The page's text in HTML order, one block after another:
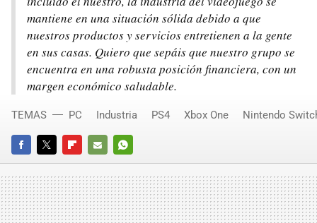
mantiene en una situación sólida debido a que
nuestros productos y servicios entretienen a la gente
en sus casas. Quiero que sepáis que nuestro grupo se
encuentra en una robusta posición financiera, con un
margen económico saludable.
FACEBOOKTWITTERFLIPBOARD
E-
MAIL
WHATSAPP
TEMAS PC Industria PS4 Xbox One Nintendo